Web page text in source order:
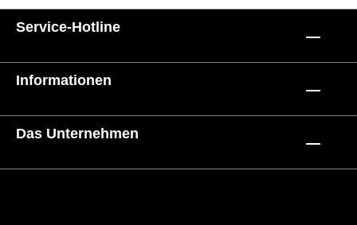
Service-Hotline
Informationen
Das Unternehmen